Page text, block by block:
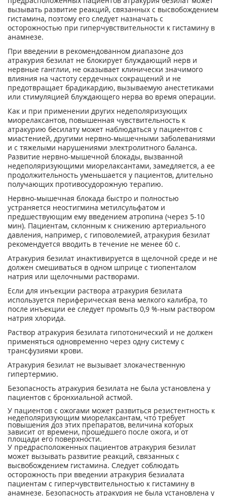
вызывать развитие реакций, связанных с высвобождением
гистамина, поэтому его следует назначать с
осторожностью при гиперчувствительности к гистамину в
анамнезе.
При введении в рекомендованном диапазоне доз
атракурия безилат не блокирует блуждающий нерв и
нервные ганглии, не оказывает клинически значимого
влияния на частоту сердечных сокращений и не
предотвращает брадикардию, вызываемую анестетиками
или стимуляцией блуждающего нерва во время операции.
Как и при применении других недеполяризующих
миорелаксантов, повышенная чувствительность к
атракурию бесилату может наблюдаться у пациентов с
миастенией, другими нервно-мышечными заболеваниями
и с тяжелыми нарушениями электролитного баланса.
Развитие нервно-мышечной блокады, вызванной
недеполяризующими миорелаксантами, замедляется, а ее
продолжительность уменьшается у пациентов, длительно
получающих противосудорожную терапию.
Нервно-мышечная блокада быстро и полностью
устраняется неостигмина метилсульфатом и
предшествующим ему введением атропина (через 5-10
мин). Пациентам, склонным к снижению артериального
давления, например, с гиповолемией, атракурия безилат
рекомендуется вводить в течение не менее 60 с.
Атракурия безилат инактивируется в щелочной среде и не
должен смешиваться в одном шприце с тиопенталом
натрия или щелочными растворами.
Если для инъекции раствора атракурия безилата
используется периферическая вена мелкого калибра, то
после инъекции ее следует промыть 0,9 %-ным раствором
натрия хлорида.
Раствор атракурия безилата гипотонический и не должен
применяться одновременно через одну систему с
трансфузиями крови.
Атракурия безилат не вызывает злокачественную
гипертермию.
Безопасность атракурия безилата не была установлена у
пациентов с бронхиальной астмой.
У пациентов с ожогами может развиться резистентность к
недеполяризующим миорелаксантам, что требует
повышения доз этих препаратов, величина которых
зависит от времени, прошедшего после ожога, и от
площади его поверхности.
У предрасположенных пациентов атракурия безилат
может вызывать развитие реакций, связанных с
высвобождением гистамина. Следует соблюдать
осторожность при введении атракурия безиалата
пациентам с гиперчувствительностью к гистамину в
анамнезе. Безопасность атракурия не была установлена у